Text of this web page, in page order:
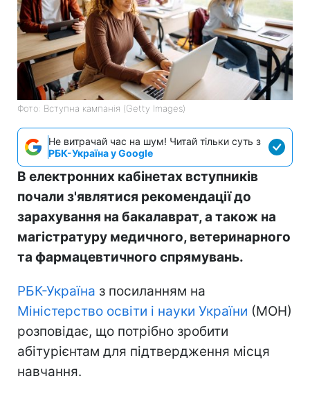
Фото: Вступна кампанія (Getty Images)
Не витрачай час на шум! Читай тільки суть з
РБК-Україна у Google
В електронних кабінетах вступників
почали з'являтися рекомендації до
зарахування на бакалаврат, а також на
магістратуру медичного, ветеринарного
та фармацевтичного спрямувань.
РБК-Україна з посиланням на
Міністерство освіти і науки України (МОН)
розповідає, що потрібно зробити
абітурієнтам для підтвердження місця
навчання.